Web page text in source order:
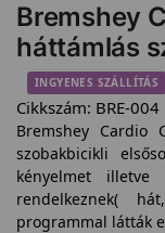
Bremshey
háttámlás
INGYENES SZÁLLÍTÁS
Cikkszám: BRE-004
Bremshey Cardio
szobakbicikli
kényelmet illetve
rendelkeznek(
programmal látták